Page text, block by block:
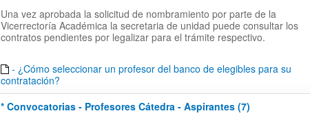
Una vez aprobada la solicitud de nombramiento por parte de la
Vicerrectoría Académica la secretaria de unidad puede consultar los
contratos pendientes por legalizar para el trámite respectivo.
- ¿Cómo seleccionar un profesor del banco de elegibles para su
contratación?
* Convocatorias - Profesores Cátedra - Aspirantes (7)